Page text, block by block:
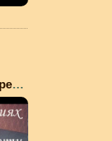
Реплика о противоречиях...